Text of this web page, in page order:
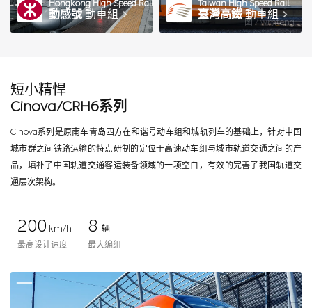
Hongkong High Speed Rail
動感號動車組
图 / wmteng
Taiwan High Speed Rail
臺灣高鐵動車組
短小精悍
Cinova/CRH6系列
Cinova系列是原南车青岛四方在和谐号动车组和城轨列车的基础上，针对中国
城市群之间铁路运输的特点研制的定位于高速动车组与城市轨道交通之间的产
品，填补了中国轨道交通客运装备领域的一项空白，有效的完善了我国轨道交
通层次架构。
200 km/h
最高设计速度
8 辆
最大编组